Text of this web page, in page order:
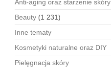
Anti-aging oraz starzenie skóry
Beauty (1 231)
Inne tematy
Kosmetyki naturalne oraz DIY
Pielęgnacja skóry